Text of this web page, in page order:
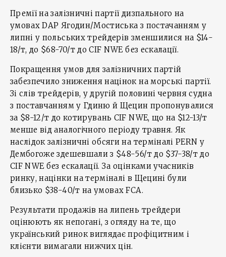
Премії на залізничні партії дизпального на
умовах DAP Ягодин/Мостиська з постачанням у
липні у польських трейдерів зменшилися на $14-
18/т, до $68-70/т до CIF NWE без ескалації.
Покращення умов для залізничних партій
забезпечило зниження націнок на морські партії.
Зі слів трейдерів, у другій половині червня судна
з поставчанням у Гдиню й Щецин пропонувалися
за $8-12/т до котирувань CIF NWE, що на $12-13/т
менше від аналогічного періоду травня. Як
наслідок залізничні обсяги на терміналі PERN у
Дембогоже здешевшали з $48-56/т до $37-38/т до
CIF NWE без ескалації. За оцінками учасників
ринку, націнки на терміналі в Щецині були
близько $38-40/т на умовах FCA.
Результати продажів на липень трейдери
оцінюють як непогані, з огляду на те, що
український ринок виглядає профіцитним і
клієнти вимагали нижчих цін.